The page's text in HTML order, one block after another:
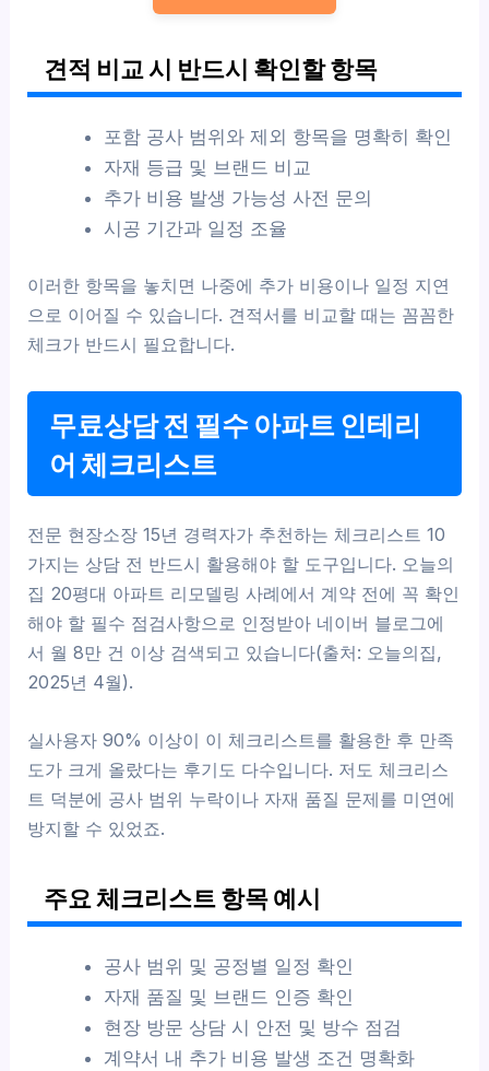
견적 비교 시 반드시 확인할 항목
포함 공사 범위와 제외 항목을 명확히 확인
자재 등급 및 브랜드 비교
추가 비용 발생 가능성 사전 문의
시공 기간과 일정 조율
이러한 항목을 놓치면 나중에 추가 비용이나 일정 지연
으로 이어질 수 있습니다. 견적서를 비교할 때는 꼼꼼한
체크가 반드시 필요합니다.
무료상담 전 필수 아파트 인테리
어 체크리스트
전문 현장소장 15년 경력자가 추천하는 체크리스트 10
가지는 상담 전 반드시 활용해야 할 도구입니다. 오늘의
집 20평대 아파트 리모델링 사례에서 계약 전에 꼭 확인
해야 할 필수 점검사항으로 인정받아 네이버 블로그에
서 월 8만 건 이상 검색되고 있습니다(출처: 오늘의집,
2025년 4월).
실사용자 90% 이상이 이 체크리스트를 활용한 후 만족
도가 크게 올랐다는 후기도 다수입니다. 저도 체크리스
트 덕분에 공사 범위 누락이나 자재 품질 문제를 미연에
방지할 수 있었죠.
주요 체크리스트 항목 예시
공사 범위 및 공정별 일정 확인
자재 품질 및 브랜드 인증 확인
현장 방문 상담 시 안전 및 방수 점검
계약서 내 추가 비용 발생 조건 명확화